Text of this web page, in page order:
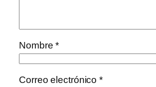
Nombre*
Correo electrónico*